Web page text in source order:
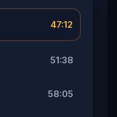
47:12
51:38
58:05